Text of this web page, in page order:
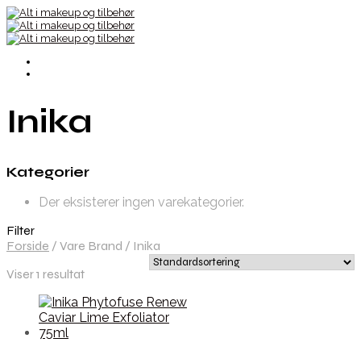
Inika
Kategorier
Der eksisterer ingen varekategorier.
Filter
Forside / Vare Brand / Inika
Viser 1 resultat